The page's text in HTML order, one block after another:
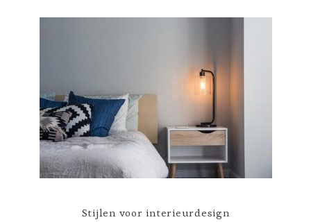
Stijlen voor interieurdesign